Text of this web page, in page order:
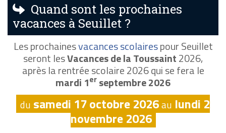
Quand sont les prochaines
vacances à Seuillet ?
Les prochainesvacances scolairespour Seuillet
seront lesVacances de la Toussaint2026,
après la rentrée scolaire 2026 qui se fera le
mardi 1er septembre 2026
du samedi 17 octobre 2026au lundi 2
novembre 2026